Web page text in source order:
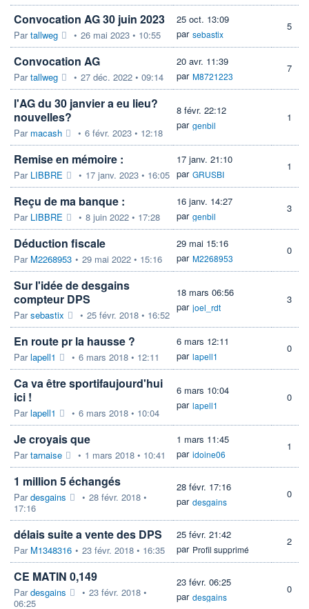
Convocation AG 30 juin 2023
Partallweg • 26 mai 2023 • 10:55
25 oct. 13:09
par sebastix
5
Convocation AG
Partallweg • 27 déc. 2022 • 09:14
20 avr. 11:39
par M8721223
7
l'AG du 30 janvier a eu lieu?
nouvelles?
Par macash • 6 févr. 2023 • 12:18
8 févr. 22:12
par genbil
1
Remise en mémoire :
Par LIBBRE • 17 janv. 2023 • 16:05
17 janv. 21:10
par GRUSBI
1
Reçu de ma banque :
Par LIBBRE • 8 juin 2022 • 17:28
16 janv. 14:27
par genbil
3
Déduction fiscale
Par M2268953 • 29 mai 2022 • 15:16
29 mai 15:16
par M2268953
0
Sur l'idée de desgains
compteur DPS
Parsebastix • 25 févr. 2018 • 16:52
18 mars 06:56
par joel_rdt
3
En route pr la hausse ?
Parlapell1 • 6 mars 2018 • 12:11
6 mars 12:11
par lapell1
0
Ca va être sportifaujourd'hui
ici !
Parlapell1 • 6 mars 2018 • 10:04
6 mars 10:04
par lapell1
0
Je croyais que
Partarnaise • 1 mars 2018 • 10:41
1 mars 11:45
par idoine06
1
1 million 5 échangés
Pardesgains • 28 févr. 2018 •
17:16
28 févr. 17:16
par desgains
0
délais suite a vente des DPS
Par M1348316 • 23 févr. 2018 • 16:35
25 févr. 21:42
par Profil supprimé
2
CE MATIN 0,149
Pardesgains • 23 févr. 2018 •
06:25
23 févr. 06:25
par desgains
0